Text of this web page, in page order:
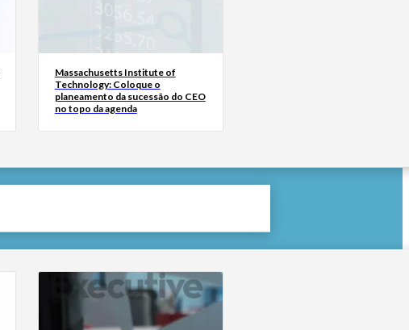
Massachusetts Institute of
Technology: Coloque o
planeamento da sucessão do CEO
no topo da agenda